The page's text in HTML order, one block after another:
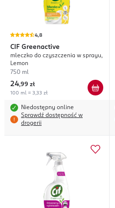
4,8
CIF Greenactive
mleczko do czyszczenia w sprayu,
Lemon
750 ml
24,99 zł
100 ml = 3,33 zł
Niedostępny online
Sprawdź dostępność w
drogerii